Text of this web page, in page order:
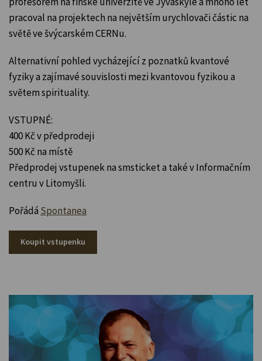
pracoval na projektech na největším urychlovači částic na
světě ve švýcarském CERNu.
Alternativní pohled vycházející z poznatků kvantové
fyziky a zajímavé souvislosti mezi kvantovou fyzikou a
světem spirituality.
VSTUPNÉ:
400 Kč v předprodeji
500 Kč na místě
Předprodej vstupenek na smsticket a také v Informačním
centru v Litomyšli.
Pořádá Spontanea
Koupit vstupenku